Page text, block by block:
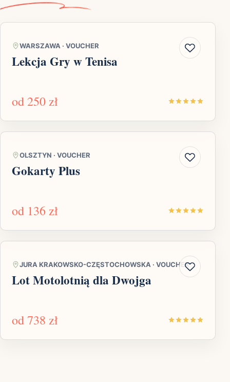
WARSZAWA · VOUCHER
Lekcja Gry w Tenisa
od 250 zł
OLSZTYN · VOUCHER
Gokarty Plus
od 136 zł
JURA KRAKOWSKO-CZĘSTOCHOWSKA · VOUCHER
Lot Motolotnią dla Dwojga
od738 zł